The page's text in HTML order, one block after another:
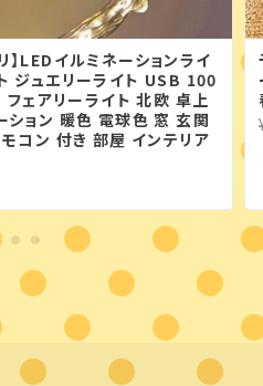
LEDイルミネーションライ
ジュエリーライト USB 100
ェアリーライト 北欧 卓上
ョン 暖色 電球色 窓 玄関
コン 付き 部屋 インテリア